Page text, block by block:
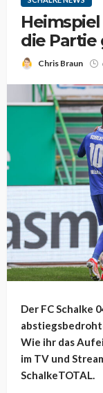
die Partie
Chris Braun
Der FC Schalke
Wie ihr das
im TV und
SchalkeTOTAL.